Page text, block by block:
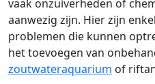
vaak onzuiverheden of
aanwezig zijn. Hier zijn
problemen die kunnen
het toevoegen van
zoutwateraquarium of